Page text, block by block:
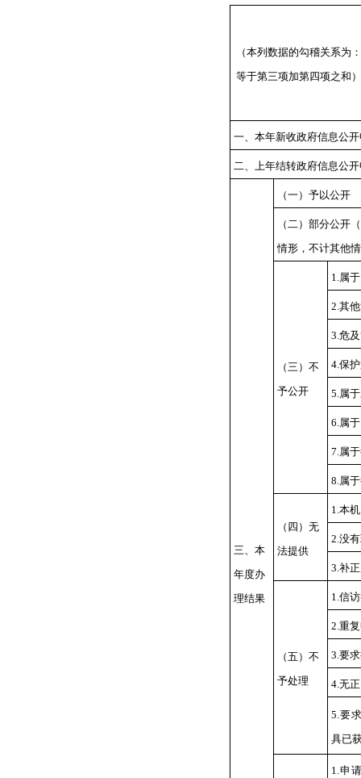
（本列数据的勾稽关系为
等于第三项加第四项之和）
一、本年新收政府信息公
二、上年结转政府信息公
三、本
年度办
理结果
（一）予以公开
（二）部分公开
情形，不计其他
（三）不
予公开
1.属
2.其
3.危及
4.保
5.属
6.属
7.属
8.属
（四）无
法提供
1.本
2.没
3.补
（五）不
予处理
1.信
2.重
3.要
4.无
5.要
具已
1.申